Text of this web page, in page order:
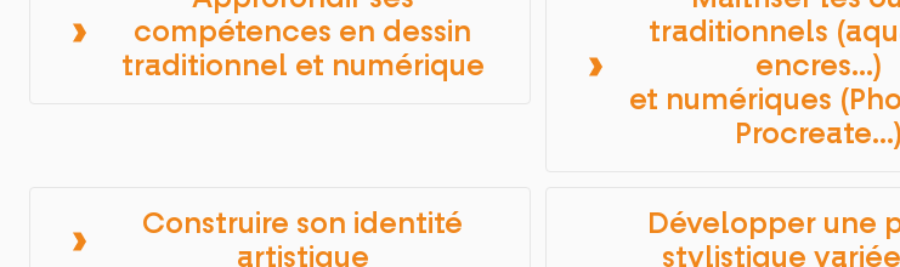
compétences en dessin
traditionnel et numérique
traditionnels
encres…)
et numériques
Procreate…)
Construire son identité
artistique
Développer une
stylistique